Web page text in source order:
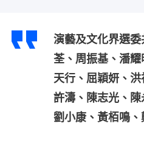
演藝及文化界選
荃、周振基、潘
天行、屈穎妍、洪
許濤、陳志光、陳
劉小康、黃栢鳴